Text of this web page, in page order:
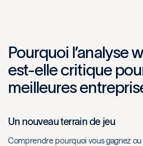
Pourquoi l’analyse
est-elle critique
meilleures
Un nouveau terrain de jeu
Comprendre pourquoi vous gagnez